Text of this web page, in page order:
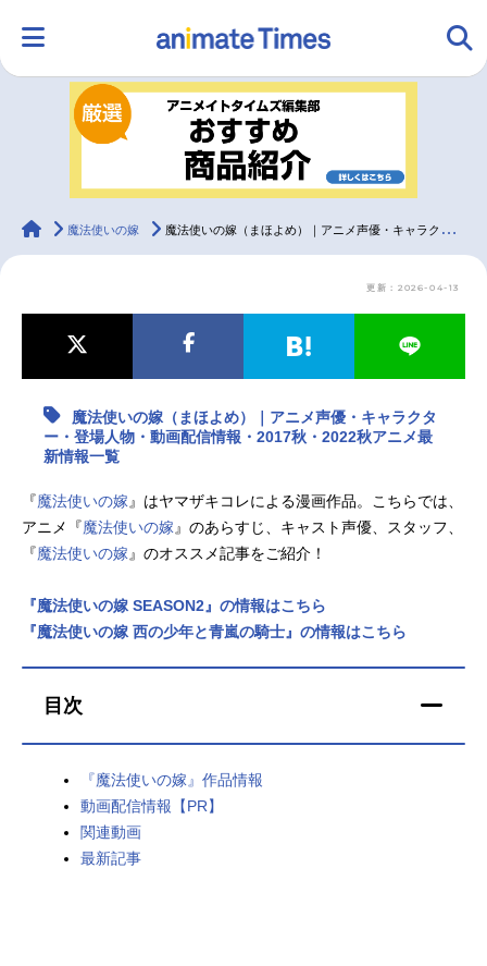
ランキング アニメ
ラジオ みんなの声
最新記事一覧
アニメ映画一覧 実写化映画一覧
秋アニメ 冬アニメ
男性声優/女性声優一覧
animateTimes
魔法使いの嫁 魔法使いの嫁（まほよめ）｜アニメ声優・キャラクター・登場人物・動画配信情報・2017秋・2022秋アニメ最新情報一覧
更新：2026-04-13
魔法使いの嫁（まほよめ）｜アニメ声優・キャラクタ
ー・登場人物・動画配信情報・2017秋・2022秋アニメ最
新情報一覧
『魔法使いの嫁 』はヤマザキコレによる漫画作品。こちらでは、
アニメ『魔法使いの嫁 』のあらすじ、キャスト声優、スタッフ、
『魔法使いの嫁 』のオススメ記事をご紹介！
『魔法使いの嫁 SEASON2』の情報はこちら
『魔法使いの嫁 西の少年と青嵐の騎士』の情報はこちら
目次
『魔法使いの嫁』作品情報
動画配信情報【PR】
関連動画
最新記事